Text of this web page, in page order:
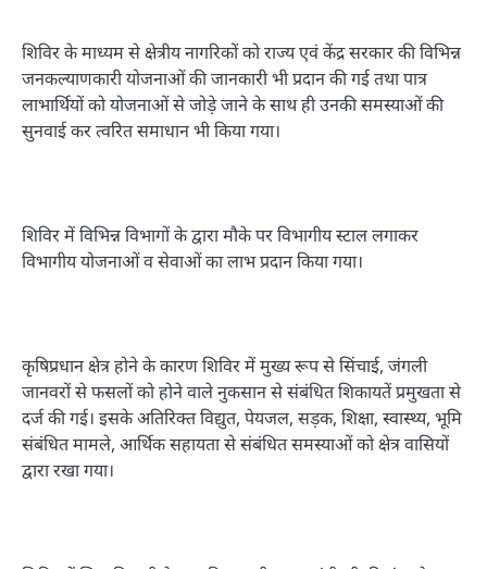
शिविर के माध्यम से क्षेत्रीय नागरिकों को राज्य एवं केंद्र सरकार की विभिन्न
जनकल्याणकारी योजनाओं की जानकारी भी प्रदान की गई तथा पात्र
लाभार्थियों को योजनाओं से जोड़े जाने के साथ ही उनकी समस्याओं की
सुनवाई कर त्वरित समाधान भी किया गया।
शिविर में विभिन्न विभागों के द्वारा मौके पर विभागीय स्टाल लगाकर
विभागीय योजनाओं व सेवाओं का लाभ प्रदान किया गया।
कृषिप्रधान क्षेत्र होने के कारण शिविर में मुख्य रूप से सिंचाई, जंगली
जानवरों से फसलों को होने वाले नुकसान से संबंधित शिकायतें प्रमुखता से
दर्ज की गई। इसके अतिरिक्त विद्युत, पेयजल, सड़क, शिक्षा, स्वास्थ्य, भूमि
संबंधित मामले, आर्थिक सहायता से संबंधित समस्याओं को क्षेत्र वासियों
द्वारा रखा गया।